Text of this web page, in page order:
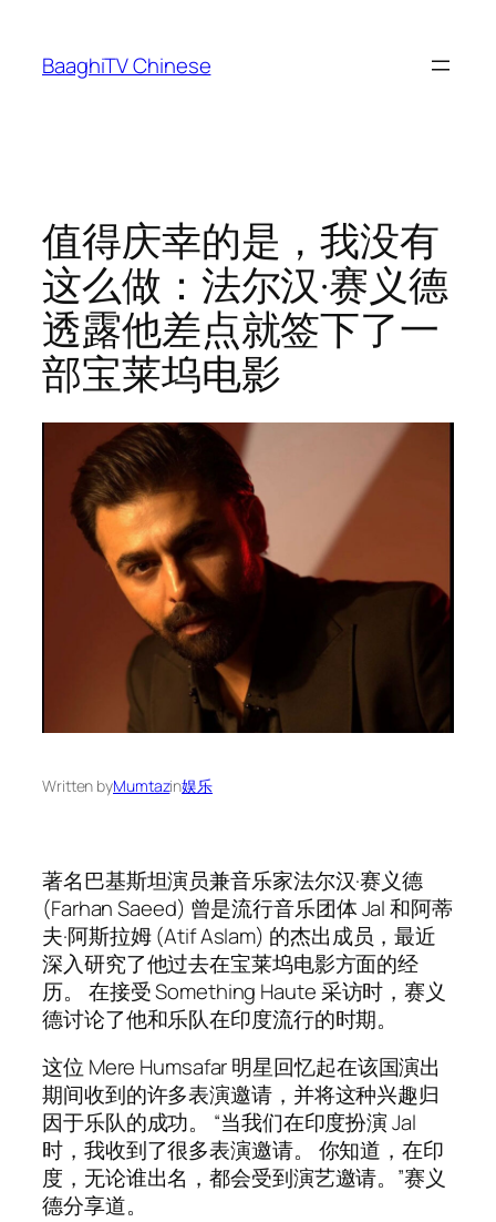
content
BaaghiTV Chinese
值得庆幸的是，我没有
这么做：法尔汉·赛义德
透露他差点就签下了一
部宝莱坞电影
Written byMumtazin娱乐
著名巴基斯坦演员兼音乐家法尔汉·赛义德
(Farhan Saeed) 曾是流行音乐团体 Jal 和阿蒂
夫·阿斯拉姆 (Atif Aslam) 的杰出成员，最近
深入研究了他过去在宝莱坞电影方面的经
历。 在接受 Something Haute 采访时，赛义
德讨论了他和乐队在印度流行的时期。
这位 Mere Humsafar 明星回忆起在该国演出
期间收到的许多表演邀请，并将这种兴趣归
因于乐队的成功。 “当我们在印度扮演 Jal
时，我收到了很多表演邀请。 你知道，在印
度，无论谁出名，都会受到演艺邀请。”赛义
德分享道。